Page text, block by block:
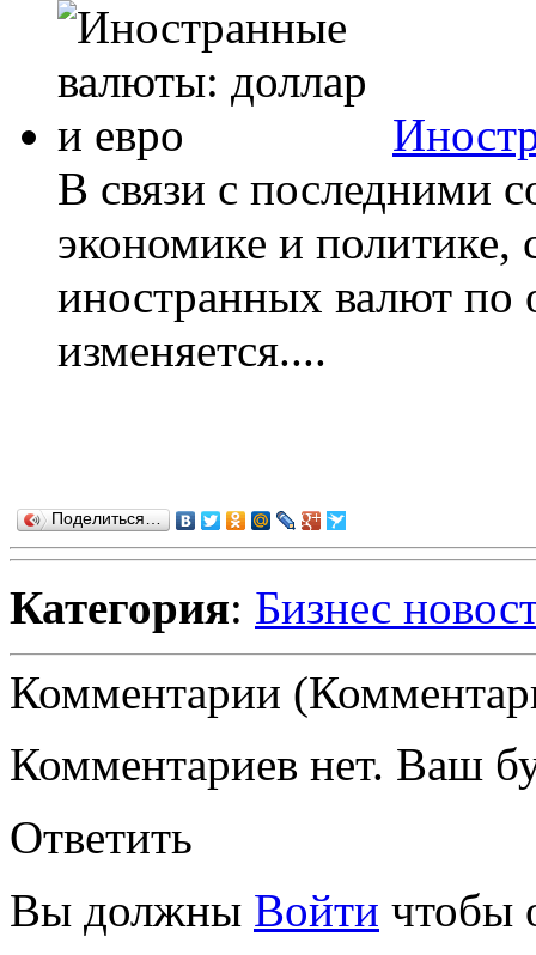
В связи с последними
экономике и политике,
иностранных валют
изменяется....
Поделиться…
Категория: Бизнес
Комментарии
Комментариев нет. Ваш
Ответить
Вы должны Войти чтобы